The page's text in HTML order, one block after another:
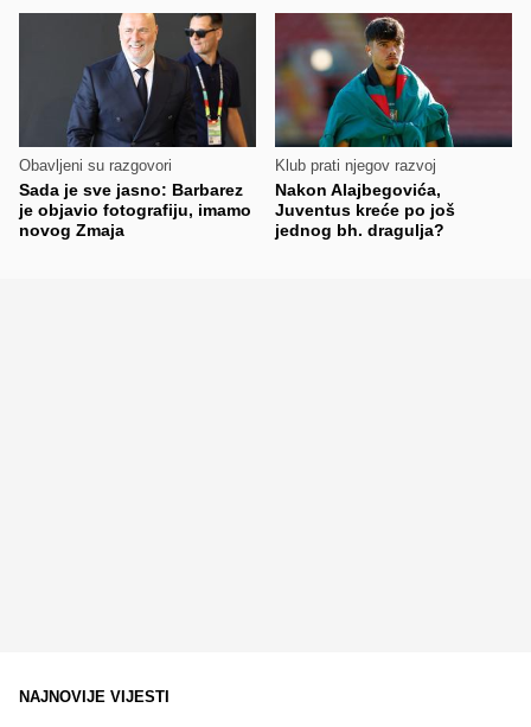
Obavljeni su razgovori
Sada je sve jasno: Barbarez
je objavio fotografiju, imamo
novog Zmaja
Klub prati njegov razvoj
Nakon Alajbegovića,
Juventus kreće po još
jednog bh. dragulja?
NAJNOVIJE VIJESTI